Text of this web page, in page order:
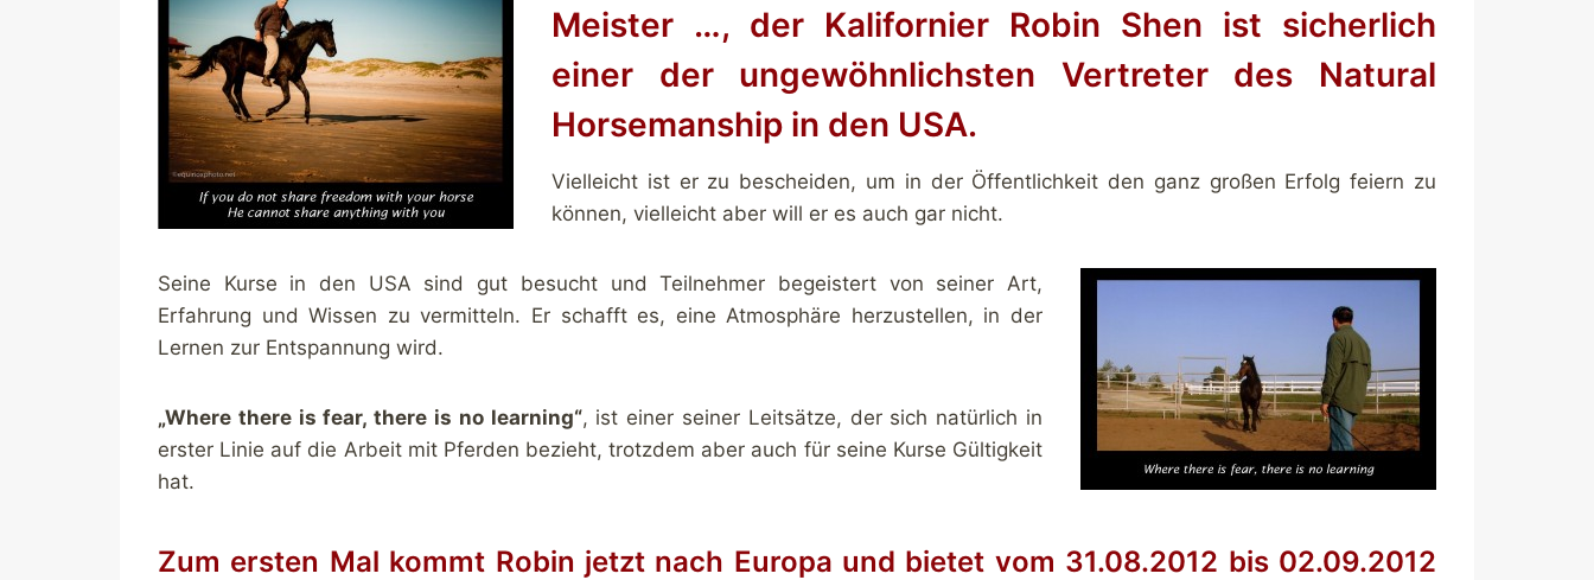
Meister …, der Kalifornier Robin Shen ist sicherlich
einer der ungewöhnlichsten Vertreter des Natural
Horsemanship in den USA.
Vielleicht ist er zu bescheiden, um in der Öffentlichkeit den ganz großen Erfolg feiern zu
können, vielleicht aber will er es auch gar nicht.
Seine Kurse in den USA sind gut besucht und Teilnehmer begeistert von seiner Art,
Erfahrung und Wissen zu vermitteln. Er schafft es, eine Atmosphäre herzustellen, in der
Lernen zur Entspannung wird.
„Where there is fear, there is no learning“, ist einer seiner Leitsätze, der sich natürlich in
erster Linie auf die Arbeit mit Pferden bezieht, trotzdem aber auch für seine Kurse Gültigkeit
hat.
Zum ersten Mal kommt Robin jetzt nach Europa und bietet vom 31.08.2012 bis 02.09.2012